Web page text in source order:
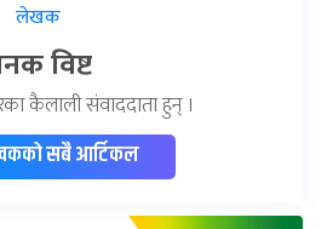
लेखक
विष्ट
कैलाली संवाददाता हुन् ।
सबै आर्टिकल